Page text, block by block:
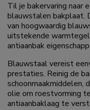
Til je bakervaring naar
blauwstalen bakplaat.
van hoogwaardig
uitstekende
antiaanbak
Blauwstaal vereist
prestaties. Reinig de
schoonmaakmiddelen,
olie om roestvorming
antiaanbaklaag te